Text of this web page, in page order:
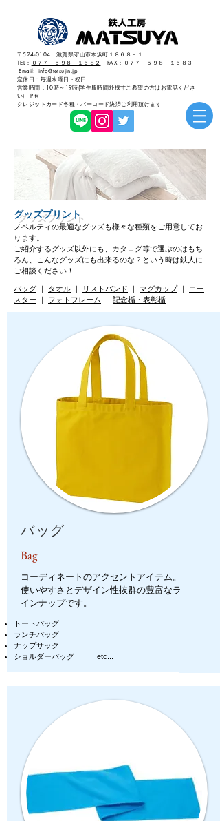
​〒524-0104 滋賀県守山市木浜町１８６８－１
TEL： ０７７－５９８－１６８２
FAX：０７７－５９８－１６８３
Email: info@tetsujin.jp
定休日：毎週水曜日・祝日
​営業時間：10時～19時(学生服時間外採寸ご希望の方はお電話くださ
い) P有
クレジットカード各種・バーコード決済ご利用頂けます
グッズプリント
ノベルティの最適なグッズも様々な種類をご用意してお
ります。
​ご紹介するグッズ以外にも、カタログ等で選ぶのはもち
ろん、こんなグッズにも出来るのな？という時は鉄人に
ご相談ください！
バッグ ｜ タオル ｜ リストバンド ｜ マグカップ​ ｜
コー
スター ｜ フォトフレーム ​ ｜ 記念楯・表彰楯
バッグ
Bag
コーディネートのアクセントアイテム。
使いやすさとデザイン性抜群の豊富なラ
インナップです。
トートバッグ
ランチバッグ
ナップサック
ショルダーバッグ etc...